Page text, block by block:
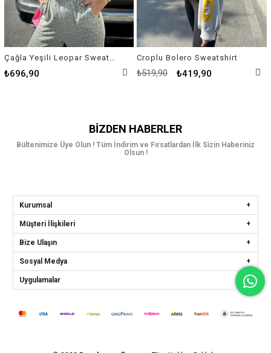
₺696,90
Croplu Bolero Sweatshirt
₺419,90
₺519,90
BIZDEN HABERLER
Bültenimize Üye Olun ! Tüm İndirim ve Fırsatlardan İlk Sizin Haberiniz
Olsun !
Kurumsal
Müşteri İlişkileri
Bize Ulaşın
Sosyal Medya
Uygulamalar